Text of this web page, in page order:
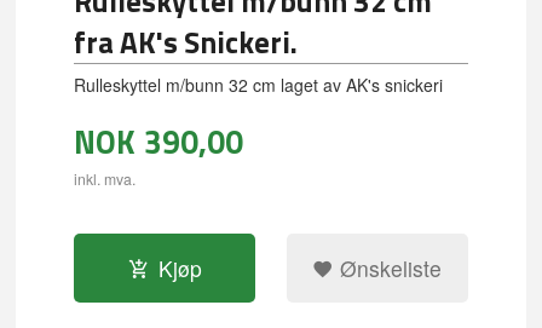
fra AK's Snickeri.
Rulleskyttel m/bunn 32 cm laget av AK's snickeri
NOK 390,00
inkl. mva.
Kjøp Ønskeliste